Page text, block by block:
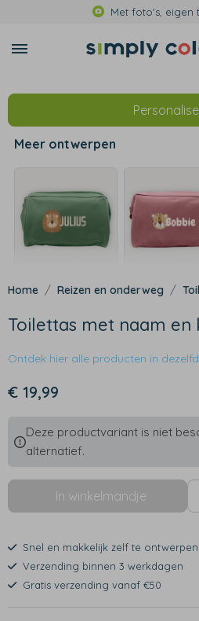
Met foto's, eigen
Meer ontwerpen
Reizen en onderweg
Toilettas met naam en
Ontdek hier alle producten in
€ 19,99
Deze productvariant is niet
alternatief.
In winkelmandje
Snel en makkelijk zelf te ontwerpen
Verzending binnen 3 werkdagen
Gratis verzending vanaf €50